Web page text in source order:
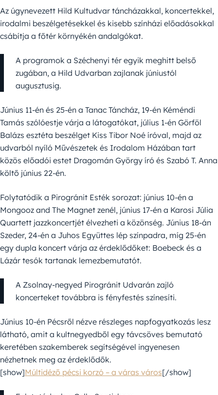
Az úgynevezett Hild Kultudvar táncházakkal, koncertekkel,
irodalmi beszélgetésekkel és kisebb színházi előadásokkal
csábítja a főtér környékén andalgókat.
A programok a Széchenyi tér egyik meghitt belső
zugában, a Hild Udvarban zajlanak júniustól
augusztusig.
Június 11-én és 25-én a Tanac Táncház, 19-én Kéméndi
Tamás szólóestje várja a látogatókat, július 1-én Görföl
Balázs esztéta beszélget Kiss Tibor Noé íróval, majd az
udvarból nyíló Művészetek és Irodalom Házában tart
közös előadói estet Dragomán György író és Szabó T. Anna
költő június 22-én.
Folytatódik a Pirogránit Esték sorozat: június 10-én a
Mongooz and The Magnet zenél, június 17-én a Karosi Júlia
Quartett jazzkoncertjét élvezheti a közönség. Június 18-án
Szeder, 24-én a Juhos Együttes lép színpadra, míg 25-én
egy dupla koncert várja az érdeklődőket: Boebeck és a
Lázár tesók tartanak lemezbemutatót.
A Zsolnay-negyed Pirogránit Udvarán zajló
koncerteket továbbra is fényfestés színesíti.
Június 10-én Pécsről nézve részleges napfogyatkozás lesz
látható, amit a kultnegyedből egy távcsöves bemutató
keretében szakemberek segítségével ingyenesen
nézhetnek meg az érdeklődők.
[show]Múltidéző pécsi korzó – a váras város[/show]